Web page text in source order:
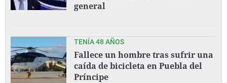
general
TENÍA 48 AÑOS
Fallece un hombre tras sufrir una
caída de bicicleta en Puebla del
Príncipe